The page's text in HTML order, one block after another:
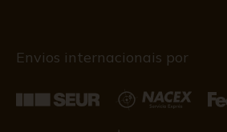
Envios internacionais por